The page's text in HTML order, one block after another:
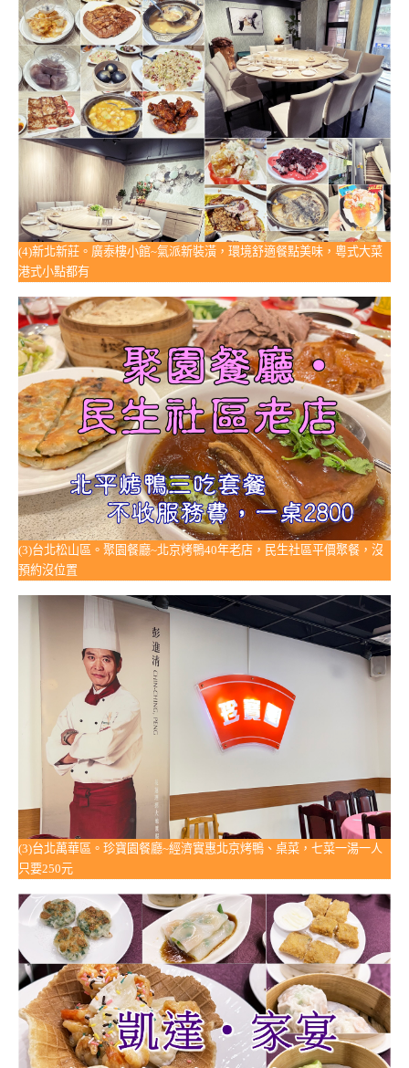
(4)新北新莊。廣泰樓小館~氣派新裝潢，環境舒適餐點美味，粵式大菜
港式小點都有
(3)台北松山區。聚園餐廳~北京烤鴨40年老店，民生社區平價聚餐，沒
預約沒位置
(3)台北萬華區。珍寶園餐廳~經濟實惠北京烤鴨、桌菜，七菜一湯一人
只要250元